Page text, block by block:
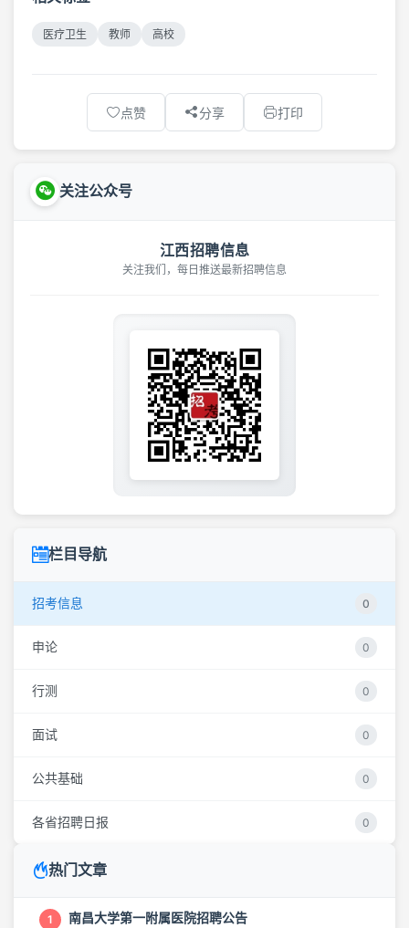
医疗卫生 教师 高校
点赞 分享 打印
关注公众号
江西招聘信息
关注我们，每日推送最新招聘信息
栏目导航
招考信息 0
申论 0
行测 0
面试 0
公共基础 0
各省招聘日报 0
热门文章
1 南昌大学第一附属医院招聘公告